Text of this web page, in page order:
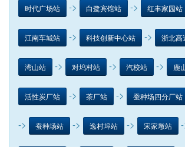
时代广场站 -> 白鹭宾馆站 -> 红丰家园站
江南车城站 -> 科技创新中心站 -> 浙北高
湾山站 -> 对坞村站 -> 汽校站 -> 鹿
活性炭厂站 -> 茶厂站 -> 蚕种场四分厂站
-> 蚕种场站 -> 逸村埠站 -> 宋家墩站